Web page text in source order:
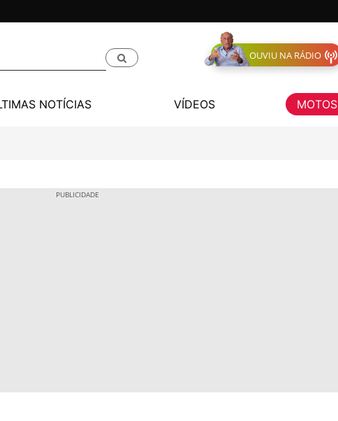
OUVIU NA RÁDIO
NOTÍCIAS VÍDEOS MOTOS